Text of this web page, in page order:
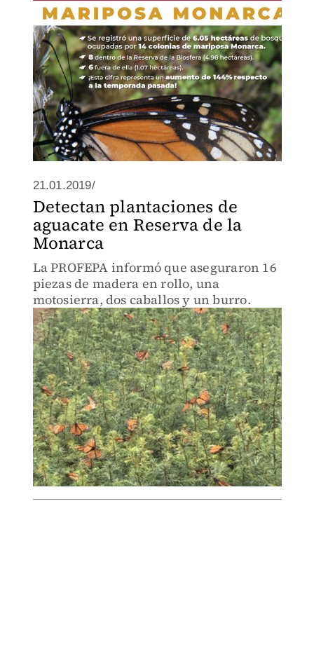
21.01.2019/
Detectan plantaciones de
aguacate en Reserva de la
Monarca
La PROFEPA informó que aseguraron 16
piezas de madera en rollo, una
motosierra, dos caballos y un burro.